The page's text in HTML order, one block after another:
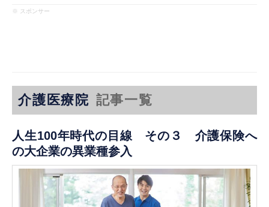
※ スポンサー
介護医療院 記事一覧
人生100年時代の目線 その３ 介護保険へ
の大企業の異業種参入